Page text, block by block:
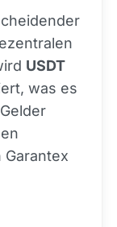
USDT
was es
Garantex